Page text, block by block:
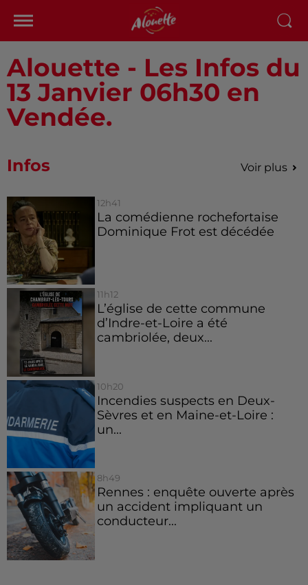
Alouette - Les Infos du
13 Janvier 06h30 en
Vendée.
Infos Voir plus
12h41
La comédienne rochefortaise
Dominique Frot est décédée
11h12
L’église de cette commune
d’Indre-et-Loire a été
cambriolée, deux...
10h20
Incendies suspects en Deux-
Sèvres et en Maine-et-Loire :
un...
8h49
Rennes : enquête ouverte après
un accident impliquant un
conducteur...